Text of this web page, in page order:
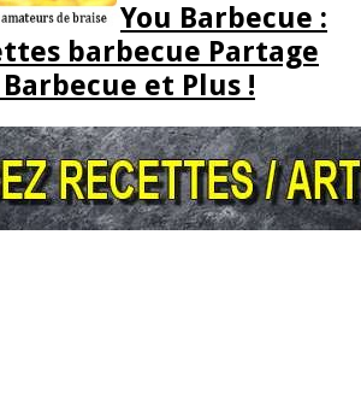
You Barbecue :
barbecue Partage
et Plus !